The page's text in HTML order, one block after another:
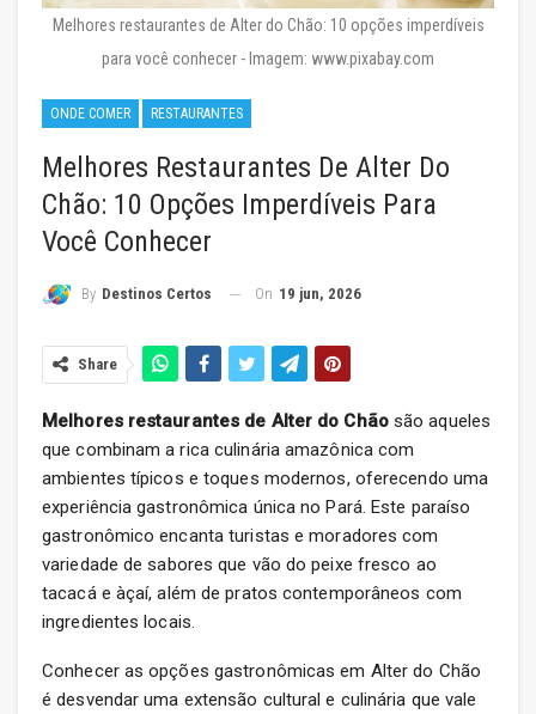
Melhores restaurantes de Alter do Chão: 10 opções imperdíveis
para você conhecer - Imagem: www.pixabay.com
ONDE COMER RESTAURANTES
Melhores Restaurantes De Alter Do
Chão: 10 Opções Imperdíveis Para
Você Conhecer
By Destinos Certos On 19 jun, 2026
Share
Melhores restaurantes de Alter do Chãosão aqueles
que combinam a rica culinária amazônica com
ambientes típicos e toques modernos, oferecendo uma
experiência gastronômica única no Pará. Este paraíso
gastronômico encanta turistas e moradores com
variedade de sabores que vão do peixe fresco ao
tacacá e àçaí, além de pratos contemporâneos com
ingredientes locais.
Conhecer as opções gastronômicas em Alter do Chão
é desvendar uma extensão cultural e culinária que vale